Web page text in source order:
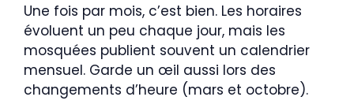
Une fois par mois, c’est bien. Les horaires
évoluent un peu chaque jour, mais les
mosquées publient souvent un calendrier
mensuel. Garde un œil aussi lors des
changements d’heure (mars et octobre).